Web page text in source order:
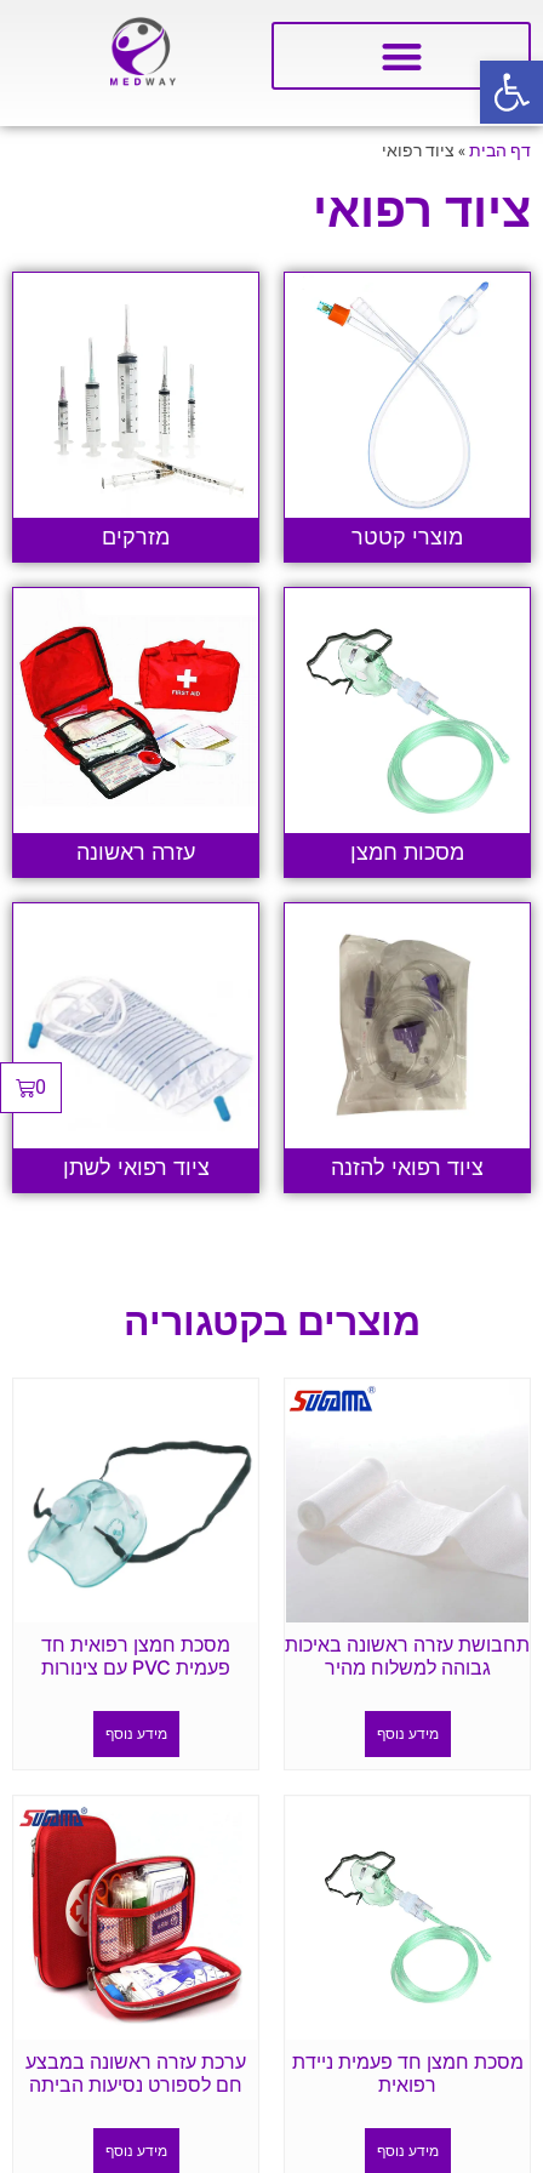
פתח סרגל נגישות
0
דף הבית» ציוד רפואי
ציוד רפואי
מוצרי קטטר מזרקים
מסכות חמצן עזרה ראשונה
ציוד רפואי להזנה ציוד רפואי לשתן
מוצרים בקטגוריה
תחבושת עזרה ראשונה באיכות
גבוהה למשלוח מהיר
מידע נוסף
מסכת חמצן רפואית חד
פעמית PVC עם צינורות
מידע נוסף
מסכת חמצן חד פעמית ניידת
רפואית
מידע נוסף
ערכת עזרה ראשונה במבצע
חם לספורט נסיעות הביתה
מידע נוסף